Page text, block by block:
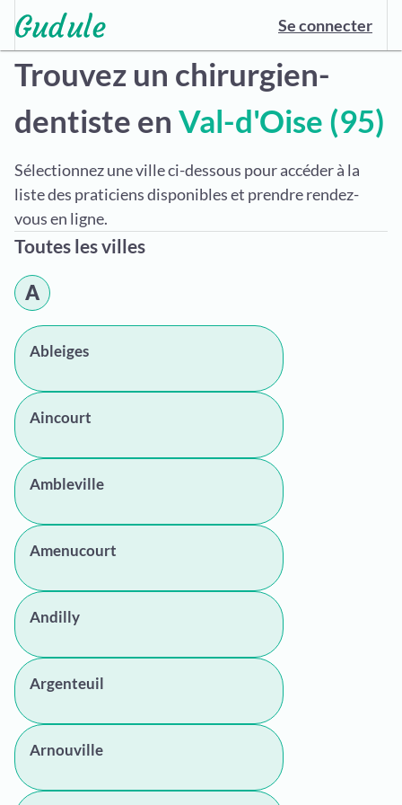
Se connecter
Trouvez un chirurgien-
dentiste en Val-d'Oise (95)
Sélectionnez une ville ci-dessous pour accéder à la
liste des praticiens disponibles et prendre rendez-
vous en ligne.
Toutes les villes
A
Ableiges
Aincourt
Ambleville
Amenucourt
Andilly
Argenteuil
Arnouville